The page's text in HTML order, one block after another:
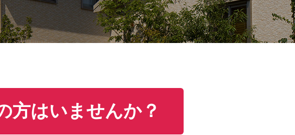
方はいませんか？